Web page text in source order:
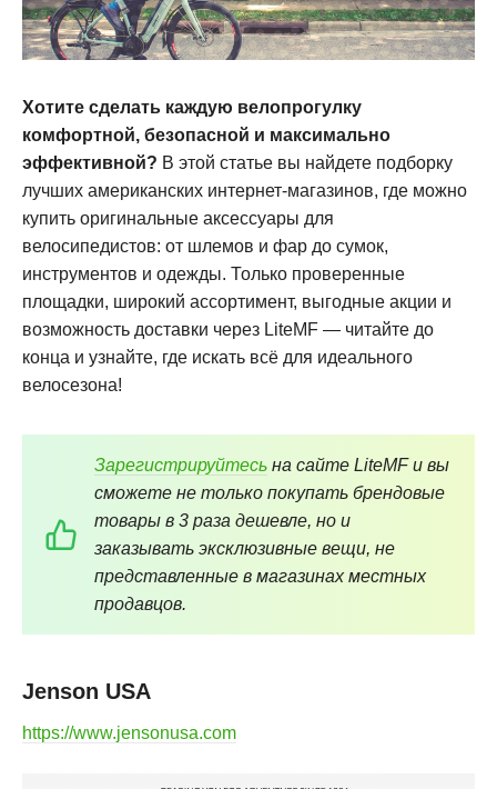
Хотите сделать каждую велопрогулку
комфортной, безопасной и максимально
эффективной? В этой статье вы найдете подборку
лучших американских интернет-магазинов, где можно
купить оригинальные аксессуары для
велосипедистов: от шлемов и фар до сумок,
инструментов и одежды. Только проверенные
площадки, широкий ассортимент, выгодные акции и
возможность доставки через LiteMF — читайте до
конца и узнайте, где искать всё для идеального
велосезона!
Зарегистрируйтесь на сайте LiteMF и вы
сможете не только покупать брендовые
товары в 3 раза дешевле, но и
заказывать эксклюзивные вещи, не
представленные в магазинах местных
продавцов.
Jenson USA
https://www.jensonusa.com